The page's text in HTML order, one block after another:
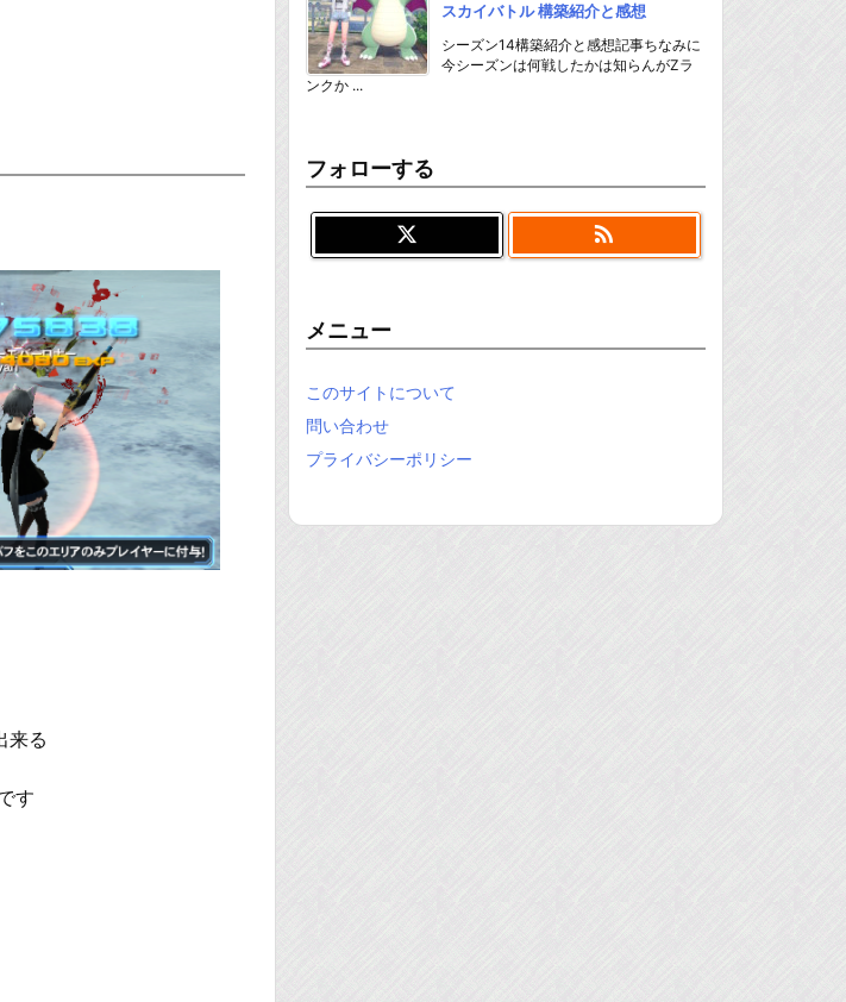
来る
す
スカイバトル 構築紹介と感想
シーズン14構築紹介と感想記事ちなみに
今シーズンは何戦したかは知らんがZラ
ンクか ...
フォローする

メニュー
このサイトについて
問い合わせ
プライバシーポリシー